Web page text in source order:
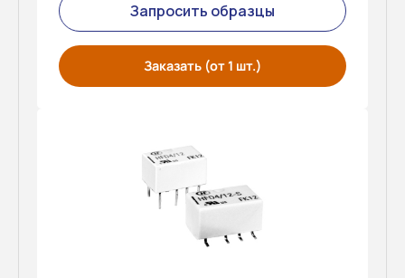
Запросить образцы
Заказать (от 1 шт.)